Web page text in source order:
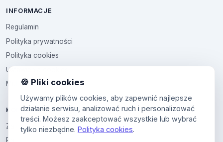
INFORMACJE
Regulamin
Polityka prywatności
Polityka cookies
Ustawienia cookies
Multikod
KONTO
Zaloguj sie
Panel uzytkownika
🍪 Pliki cookies
Używamy plików cookies, aby zapewnić najlepsze
działanie serwisu, analizować ruch i personalizować
treści. Możesz zaakceptować wszystkie lub wybrać
tylko niezbędne. Polityka cookies.